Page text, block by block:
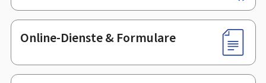
Online-Dienste & Formulare